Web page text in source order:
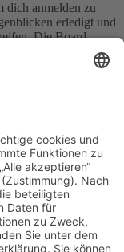
dich anmelden zu
erledigt und
Die Board-
zusätzliche
bevor du